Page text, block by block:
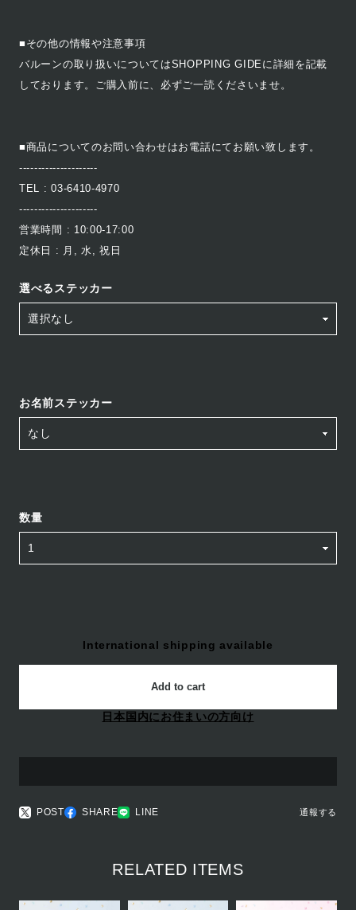
■その他の情報や注意事項
バルーンの取り扱いについてはSHOPPING GIDEに詳細を記載
しております。ご購入前に、必ずご一読くださいませ。
■商品についてのお問い合わせはお電話にてお願い致します。
---------------------
TEL : 03-6410-4970
---------------------
営業時間 : 10:00-17:00
定休日 : 月, 水, 祝日
選べるステッカー
お名前ステッカー
数量
International shipping available
Add to cart
日本国内にお住まいの方向け
POST SHARE LINE 通報する
RELATED ITEMS